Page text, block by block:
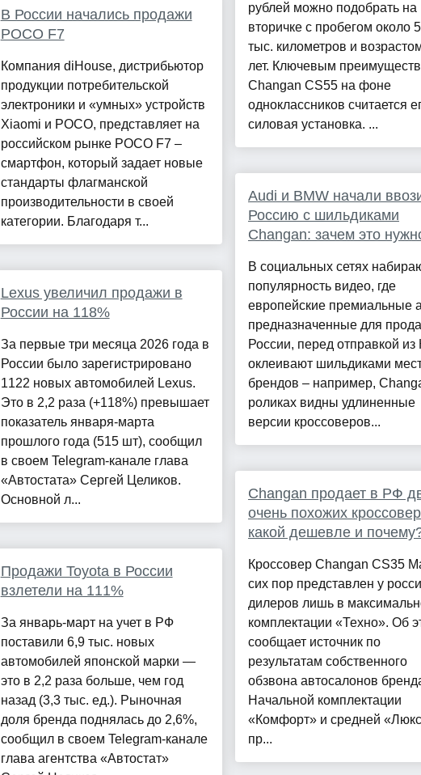
В России начались продажи
POCO F7
Компания diHouse, дистрибьютор
продукции потребительской
электроники и «умных» устройств
Xiaomi и POCO, представляет на
российском рынке POCO F7 –
смартфон, который задает новые
стандарты флагманской
производительности в своей
категории. Благодаря т...
Lexus увеличил продажи в
России на 118%
За первые три месяца 2026 года в
России было зарегистрировано
1122 новых автомобилей Lexus.
Это в 2,2 раза (+118%) превышает
показатель января-марта
прошлого года (515 шт), сообщил
в своем Telegram-канале глава
«Автостата» Сергей Целиков.
Основной л...
Продажи Toyota в России
взлетели на 111%
За январь-март на учет в РФ
поставили 6,9 тыс. новых
автомобилей японской марки —
это в 2,2 раза больше, чем год
назад (3,3 тыс. ед.). Рыночная
доля бренда поднялась до 2,6%,
сообщил в своем Telegram-канале
глава агентства «Автостат»
рублей можно подобрать на
вторичке с пробегом около
тыс. километров и
лет. Ключевым
Changan CS55 на фоне
одноклассников считается
силовая установка. ...
Audi и BMW начали
Россию с шильдиками
Changan: зачем это
В социальных сетях
популярность видео, где
европейские премиальные
предназначенные для
России, перед отправкой из
оклеивают шильдиками
брендов – например,
роликах видны удлиненные
версии кроссоверов...
Changan продает в РФ
очень похожих
какой дешевле и
Кроссовер Changan CS35
сих пор представлен у
дилеров лишь в
комплектации «Техно». Об
сообщает источник по
результатам собственного
обзвона автосалонов
Начальной комплектации
«Комфорт» и средней
пр...